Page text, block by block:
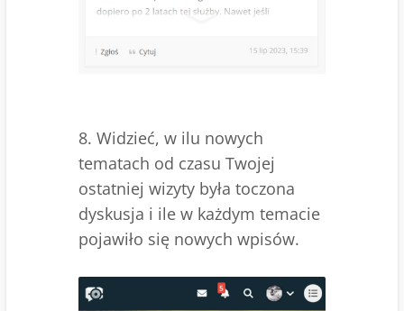
8. Widzieć, w ilu nowych
tematach od czasu Twojej
ostatniej wizyty była toczona
dyskusja i ile w każdym temacie
pojawiło się nowych wpisów.